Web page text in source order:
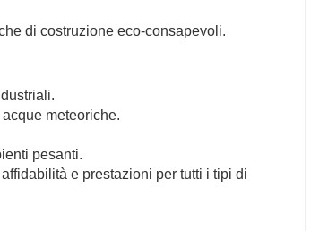
di costruzione eco-consapevoli.
meteoriche.
pesanti.
e prestazioni per tutti i tipi di